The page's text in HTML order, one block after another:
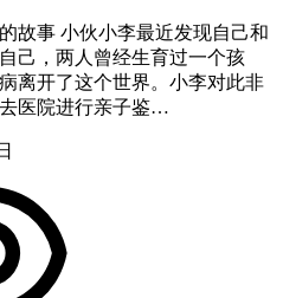
故事 小伙小李最近发现自己和
己，两人曾经生育过一个孩
离开了这个世界。小李对此非
医院进行亲子鉴…